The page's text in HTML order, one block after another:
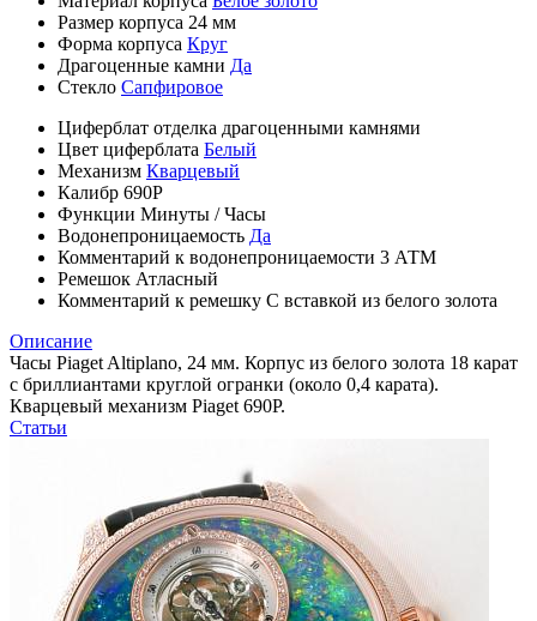
Размер корпуса 24 мм
Форма корпуса Круг
Драгоценные камни Да
Стекло Сапфировое
Циферблат отделка драгоценными камнями
Цвет циферблата Белый
Механизм Кварцевый
Калибр 690P
Функции Минуты /Часы
Водонепроницаемость Да
Комментарий к водонепроницаемости 3 АТМ
Ремешок Атласный
Комментарий к ремешку С вставкой из белого золота
Описание
Часы Piaget Altiplano, 24 мм. Корпус из белого золота 18 карат
с бриллиантами круглой огранки (около 0,4 карата).
Кварцевый механизм Piaget 690P.
Статьи